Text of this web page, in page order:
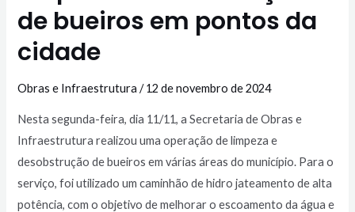
de bueiros em pontos da
cidade
Obras e Infraestrutura /12 de novembro de 2024
Nesta segunda-feira, dia 11/11, a Secretaria de Obras e
Infraestrutura realizou uma operação de limpeza e
desobstrução de bueiros em várias áreas do município. Para o
serviço, foi utilizado um caminhão de hidro jateamento de alta
potência, com o objetivo de melhorar o escoamento da água e